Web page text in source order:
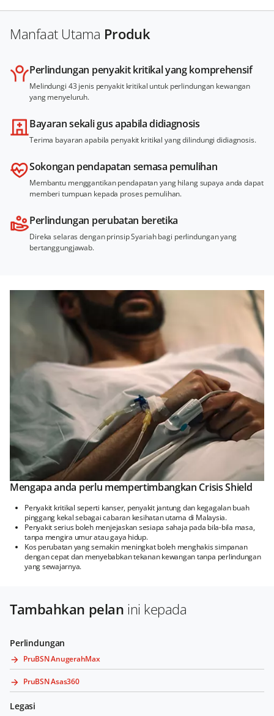
Manfaat Utama Produk
Perlindungan penyakit kritikal yang komprehensif
Melindungi 43 jenis penyakit kritikal untuk perlindungan kewangan
yang menyeluruh.
Bayaran sekali gus apabila didiagnosis
Terima bayaran apabila penyakit kritikal yang dilindungi didiagnosis.
Sokongan pendapatan semasa pemulihan
Membantu menggantikan pendapatan yang hilang supaya anda dapat
memberi tumpuan kepada proses pemulihan.
Perlindungan perubatan beretika
Direka selaras dengan prinsip Syariah bagi perlindungan yang
bertanggungjawab.
Mengapa anda perlu mempertimbangkan Crisis Shield
Penyakit kritikal seperti kanser, penyakit jantung dan kegagalan buah
pinggang kekal sebagai cabaran kesihatan utama di Malaysia.
Penyakit serius boleh menjejaskan sesiapa sahaja pada bila-bila masa,
tanpa mengira umur atau gaya hidup.
Kos perubatan yang semakin meningkat boleh menghakis simpanan
dengan cepat dan menyebabkan tekanan kewangan tanpa perlindungan
yang sewajarnya.
Tambahkan pelan ini kepada
Perlindungan
PruBSN AnugerahMax
PruBSN Asas360
Legasi